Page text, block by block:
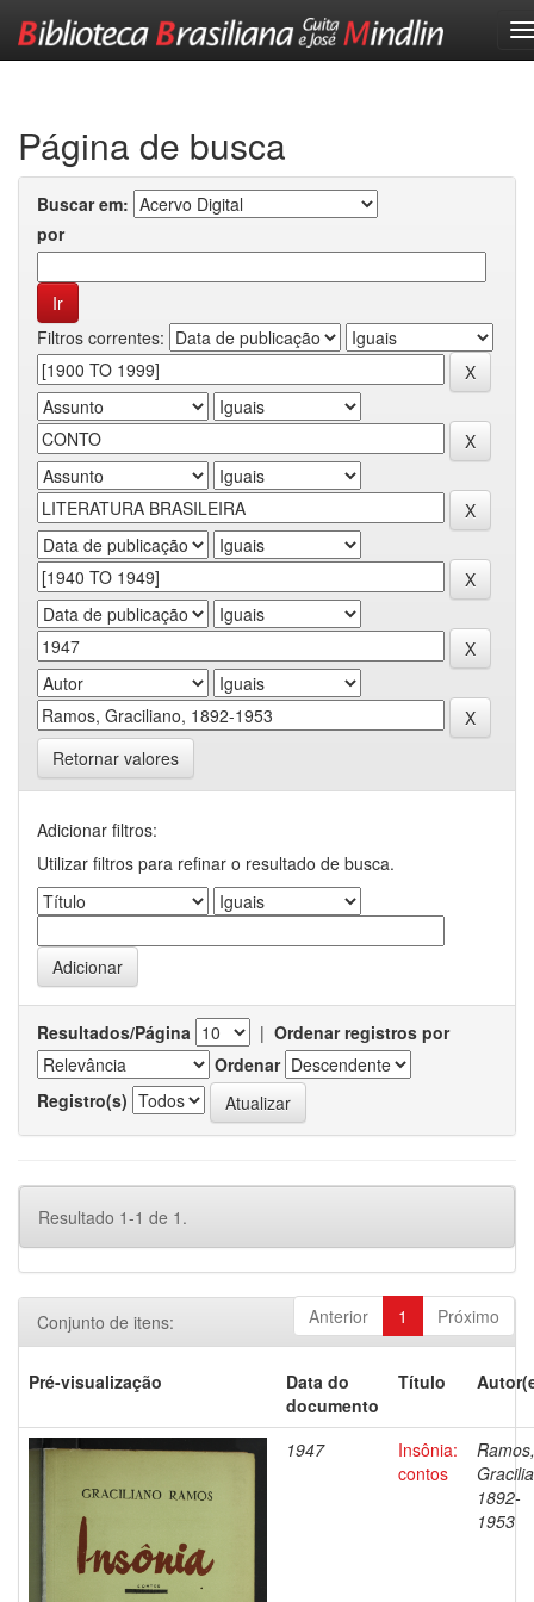
Página de busca
Buscar em:
por
Filtros correntes:
Retornar valores
Adicionar filtros:
Utilizar filtros para refinar o resultado de busca.
Resultados/Página | Ordenar registros por
Ordenar
Registro(s)
Resultado 1-1 de 1.
Anterior 1 Próximo
Conjunto de itens:
Pré-visualização
Data do
documento
Título
1947
Insônia:
contos
Ramos,
1892-
1953